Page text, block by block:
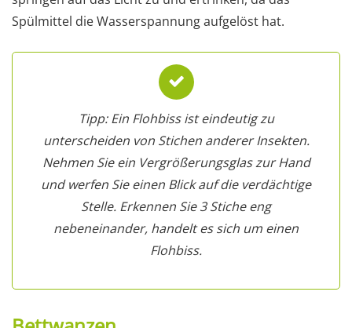
Spülmittel die Wasserspannung aufgelöst hat.
Tipp: Ein Flohbiss ist eindeutig zu
unterscheiden von Stichen anderer Insekten.
Nehmen Sie ein Vergrößerungsglas zur Hand
und werfen Sie einen Blick auf die verdächtige
Stelle. Erkennen Sie 3 Stiche eng
nebeneinander, handelt es sich um einen
Flohbiss.